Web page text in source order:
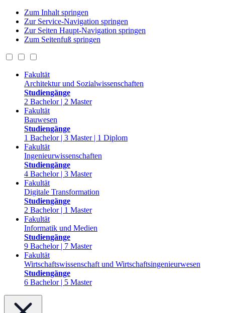
Zum Inhalt springen
Zur Service-Navigation springen
Zur Seiten Haupt-Navigation springen
Zum Seitenfuß springen
Fakultät
Architektur und Sozialwissenschaften
Studiengänge
2 Bachelor | 2 Master
Fakultät
Bauwesen
Studiengänge
1 Bachelor | 3 Master | 1 Diplom
Fakultät
Ingenieurwissenschaften
Studiengänge
4 Bachelor | 3 Master
Fakultät
Digitale Transformation
Studiengänge
2 Bachelor | 1 Master
Fakultät
Informatik und Medien
Studiengänge
9 Bachelor | 7 Master
Fakultät
Wirtschaftswissenschaft und Wirtschaftsingenieurwesen
Studiengänge
6 Bachelor | 5 Master